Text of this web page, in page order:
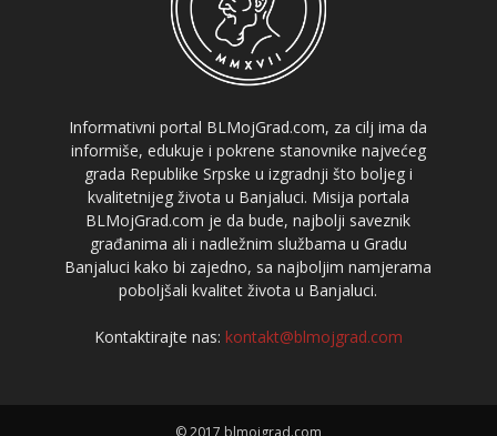
Informativni portal BLMojGrad.com, za cilj ima da
informiše, edukuje i pokrene stanovnike najvećeg
grada Republike Srpske u izgradnji što boljeg i
kvalitetnijeg života u Banjaluci. Misija portala
BLMojGrad.com je da bude, najbolji saveznik
građanima ali i nadležnim službama u Gradu
Banjaluci kako bi zajedno, sa najboljim namjerama
poboljšali kvalitet života u Banjaluci.
Kontaktirajte nas: kontakt@blmojgrad.com